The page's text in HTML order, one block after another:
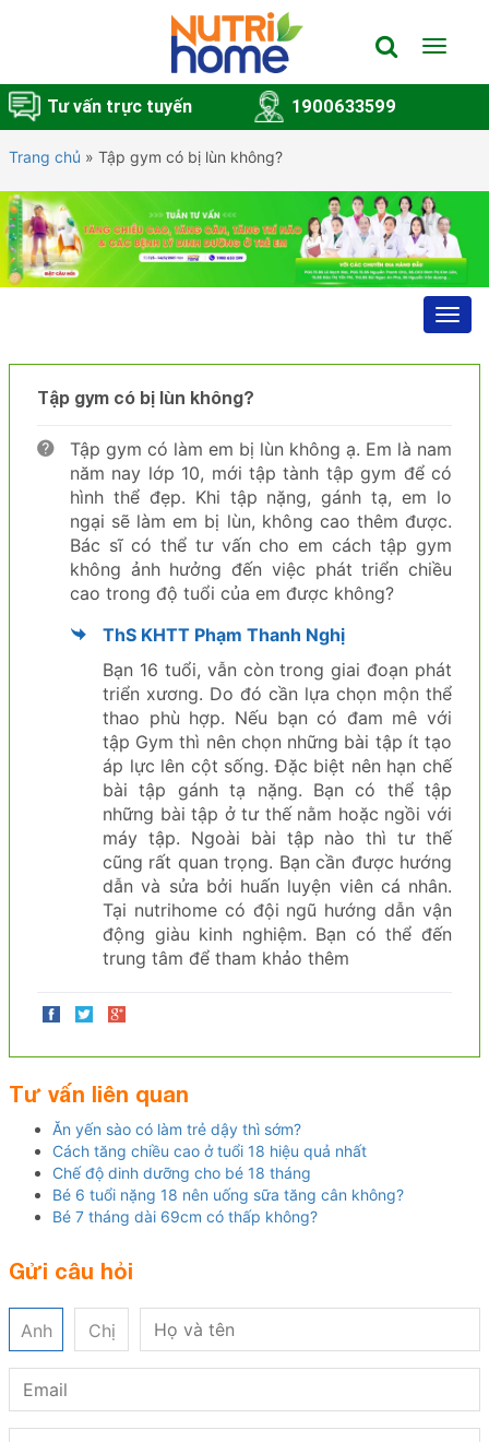
Toggle
Tư vấn trực tuyến 1900633599
Trang chủ » Tập gym có bị lùn không?
Tập gym có bị lùn không?
Tập gym có làm em bị lùn không ạ. Em là nam
năm nay lớp 10, mới tập tành tập gym để có
hình thể đẹp. Khi tập nặng, gánh tạ, em lo
ngại sẽ làm em bị lùn, không cao thêm được.
Bác sĩ có thể tư vấn cho em cách tập gym
không ảnh hưởng đến việc phát triển chiều
cao trong độ tuổi của em được không?
ThS KHTT Phạm Thanh Nghị
Bạn 16 tuổi, vẫn còn trong giai đoạn phát
triển xương. Do đó cần lựa chọn mộn thể
thao phù hợp. Nếu bạn có đam mê với
tập Gym thì nên chọn những bài tập ít tạo
áp lực lên cột sống. Đặc biệt nên hạn chế
bài tập gánh tạ nặng. Bạn có thể tập
những bài tập ở tư thế nằm hoặc ngồi với
máy tập. Ngoài bài tập nào thì tư thế
cũng rất quan trọng. Bạn cần được hướng
dẫn và sửa bởi huấn luyện viên cá nhân.
Tại nutrihome có đội ngũ hướng dẫn vận
động giàu kinh nghiệm. Bạn có thể đến
trung tâm để tham khảo thêm
Tư vấn liên quan
Ăn yến sào có làm trẻ dậy thì sớm?
Cách tăng chiều cao ở tuổi 18 hiệu quả nhất
Chế độ dinh dưỡng cho bé 18 tháng
Bé 6 tuổi nặng 18 nên uống sữa tăng cân không?
Bé 7 tháng dài 69cm có thấp không?
Gửi câu hỏi
Anh Chị